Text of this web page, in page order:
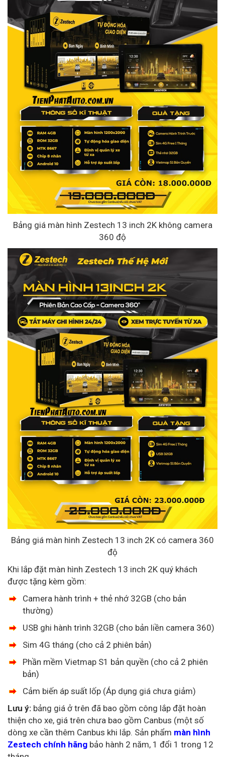
Bảng giá màn hình Zestech 13 inch 2K không camera
360 độ
Bảng giá màn hình Zestech 13 inch 2K có camera 360
độ
Khi lắp đặt màn hình Zestech 13 inch 2K quý khách
được tặng kèm gồm:
Camera hành trình + thẻ nhớ 32GB (cho bản
thường)
USB ghi hành trình 32GB (cho bản liền camera 360)
Sim 4G tháng (cho cả 2 phiên bản)
Phần mềm Vietmap S1 bản quyền (cho cả 2 phiên
bản)
Cảm biến áp suất lốp (Áp dụng giá chưa giảm)
Lưu ý: bảng giá ở trên đã bao gồm công lắp đặt hoàn
thiện cho xe, giá trên chưa bao gồm Canbus (một số
dòng xe cần thêm Canbus khi lắp. Sản phẩm màn hình
Zestech chính hãng bảo hành 2 năm, 1 đổi 1 trong 12